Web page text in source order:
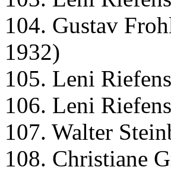
104. Gustav
1932)
105. Leni
106. Leni
107. Walter
108. Christiane